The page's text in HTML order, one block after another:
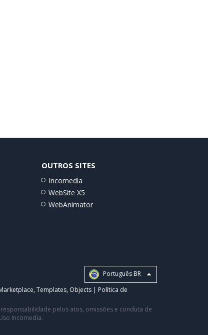
OUTROS SITES
Incomedia
WebSite X5
WebAnimator
Português BR
, Templates, Objects | Política de
pelos atos, omissões e conduta de
Incomedia.